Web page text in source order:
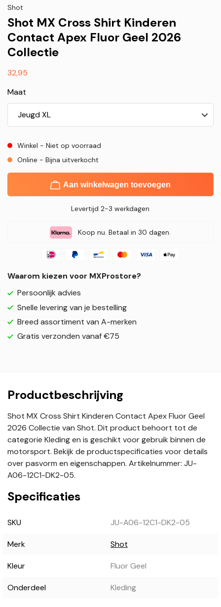
Shot
Shot MX Cross Shirt Kinderen
Contact Apex Fluor Geel 2026
Collectie
Normale
32,95
Maat
Winkel - Niet op voorraad
Online - Bijna uitverkocht
Aan winkelwagen toevoegen
Levertijd 2-3 werkdagen
Koop nu. Betaal in 30 dagen.
Waarom kiezen voor MXProstore?
Persoonlijk advies
Snelle levering van je bestelling
Breed assortiment van A-merken
Gratis verzonden vanaf €75
Productbeschrijving
Shot MX Cross Shirt Kinderen Contact Apex Fluor Geel
2026 Collectie van Shot. Dit product behoort tot de
categorie Kleding en is geschikt voor gebruik binnen de
motorsport. Bekijk de productspecificaties voor details
over pasvorm en eigenschappen. Artikelnummer: JU-
A06-12C1-DK2-05.
Specificaties
SKU JU-A06-12C1-DK2-05
Merk Shot
Kleur Fluor Geel
Onderdeel Kleding